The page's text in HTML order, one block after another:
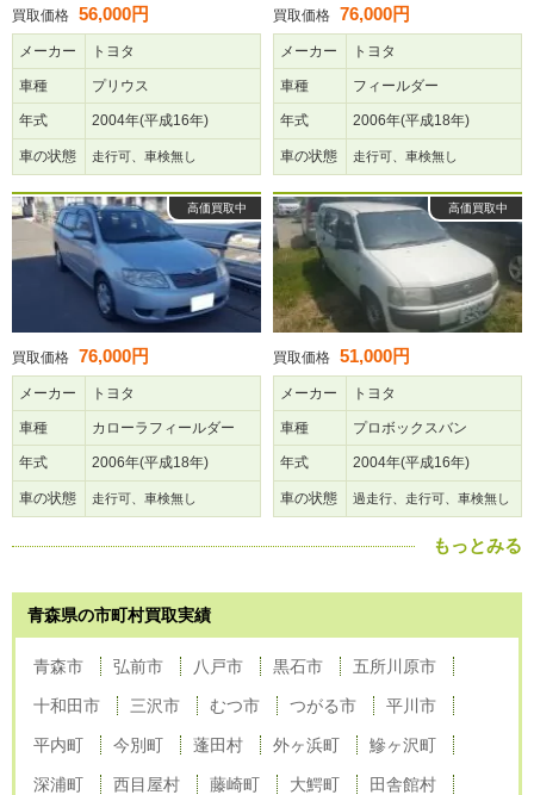
買取価格 56,000円
メーカー トヨタ
車種 プリウス
年式 2004年(平成16年)
車の状態 走行可、車検無し
買取価格 76,000円
メーカー トヨタ
車種 フィールダー
年式 2006年(平成18年)
車の状態 走行可、車検無し
高価買取中
買取価格 76,000円
メーカー トヨタ
車種 カローラフィールダー
年式 2006年(平成18年)
車の状態 走行可、車検無し
高価買取中
買取価格 51,000円
メーカー トヨタ
車種 プロボックスバン
年式 2004年(平成16年)
車の状態 過走行、走行可、車検無し
もっとみる
青森県の市町村買取実績
青森市 弘前市 八戸市 黒石市 五所川原市
十和田市 三沢市 むつ市 つがる市 平川市
平内町 今別町 蓬田村 外ヶ浜町 鰺ヶ沢町
深浦町 西目屋村 藤崎町 大鰐町 田舎館村